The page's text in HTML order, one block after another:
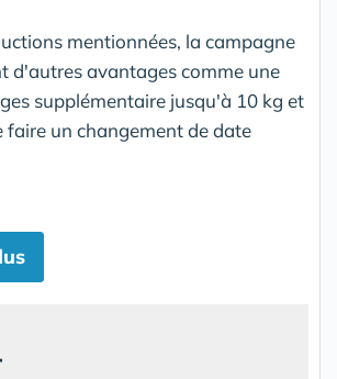
mentionnées, la campagne
d'autres avantages comme une
supplémentaire jusqu'à 10 kg et
faire un changement de date